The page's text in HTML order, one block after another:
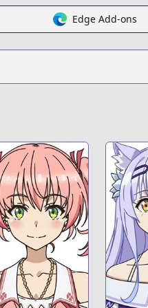
Edge Add-ons